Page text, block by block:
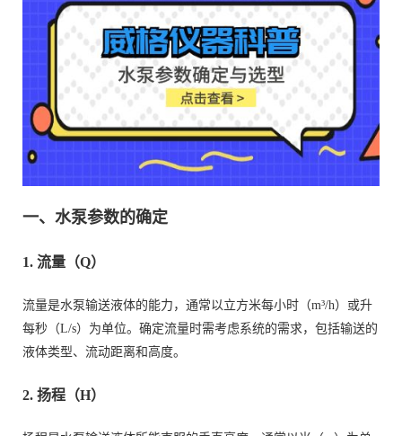
一、水泵参数的确定
1. 流量（Q）
流量是水泵输送液体的能力，通常以立方米每小时（m³/h）或升
每秒（L/s）为单位。确定流量时需考虑系统的需求，包括输送的
液体类型、流动距离和高度。
2. 扬程（H）